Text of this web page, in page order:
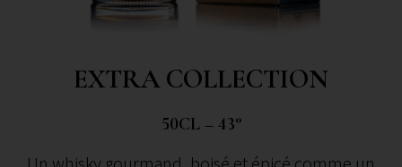
EXTRA COLLECTION
50CL – 43°